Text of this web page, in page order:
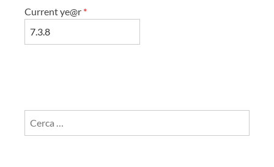
Current ye@r *